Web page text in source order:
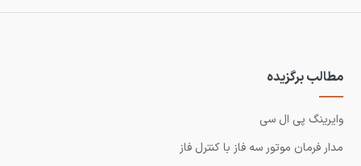
مطالب برگزیده
وایرینگ پی ال سی
مدار فرمان موتور سه فاز با کنترل فاز